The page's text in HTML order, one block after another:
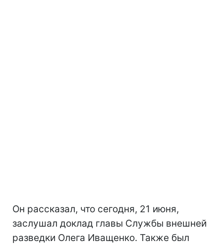
Он рассказал, что сегодня, 21 июня,
заслушал доклад главы Службы внешней
разведки Олега Иващенко. Также был